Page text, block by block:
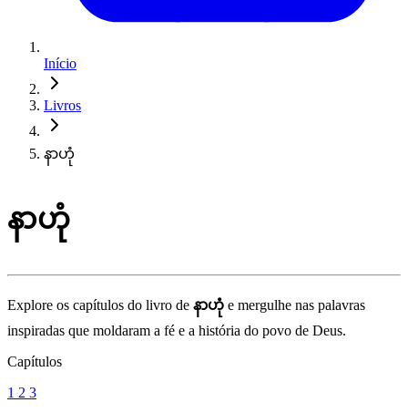
Início
Livros
နာဟုံ
နာဟုံ
Explore os capítulos do livro de နာဟုံ e mergulhe nas palavras
inspiradas que moldaram a fé e a história do povo de Deus.
Capítulos
1 2 3